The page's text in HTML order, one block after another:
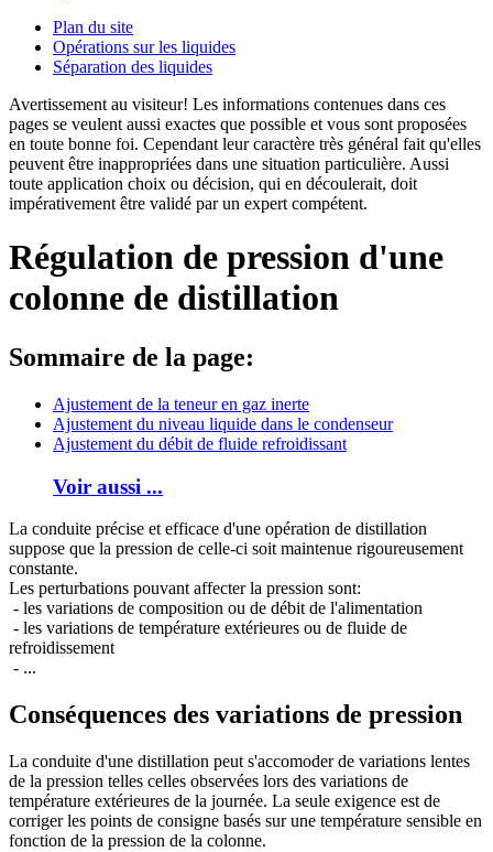
Plan du site
Opérations sur les liquides
Séparation des liquides
Avertissement au visiteur! Les informations contenues dans ces
pages se veulent aussi exactes que possible et vous sont proposées
en toute bonne foi. Cependant leur caractère très général fait qu'elles
peuvent être inappropriées dans une situation particulière. Aussi
toute application choix ou décision, qui en découlerait, doit
impérativement être validé par un expert compétent.
Régulation de pression d'une
colonne de distillation
Sommaire de la page:
Ajustement de la teneur en gaz inerte
Ajustement du niveau liquide dans le condenseur
Ajustement du débit de fluide refroidissant
Voir aussi ...
La conduite précise et efficace d'une opération de distillation
suppose que la pression de celle-ci soit maintenue rigoureusement
constante.
Les perturbations pouvant affecter la pression sont:
- les variations de composition ou de débit de l'alimentation
- les variations de température extérieures ou de fluide de
refroidissement
- ...
Conséquences des variations de pression
La conduite d'une distillation peut s'accomoder de variations lentes
de la pression telles celles observées lors des variations de
température extérieures de la journée. La seule exigence est de
corriger les points de consigne basés sur une température sensible en
fonction de la pression de la colonne.